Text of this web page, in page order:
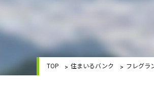
TOP 住まいるバンク フレグラ